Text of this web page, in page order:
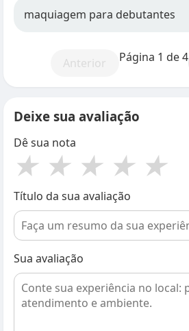
maquiagem para debutantes
Anterior Página 1 de 4
Deixe sua avaliação
Dê sua nota
★ ★ ★ ★ ★
Título da sua avaliação
Sua avaliação